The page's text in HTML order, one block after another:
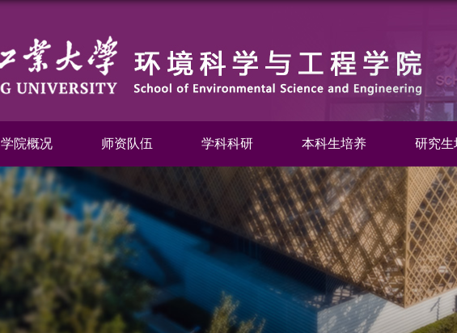
学院概况 师资队伍 学科科研 本科生培养 研究生